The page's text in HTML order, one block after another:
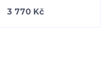
3 770 Kč